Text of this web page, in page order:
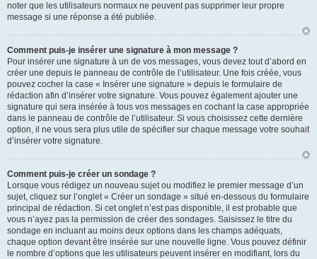
noter que les utilisateurs normaux ne peuvent pas supprimer leur propre
message si une réponse a été publiée.
Comment puis-je insérer une signature à mon message ?
Pour insérer une signature à un de vos messages, vous devez tout d’abord en
créer une depuis le panneau de contrôle de l’utilisateur. Une fois créée, vous
pouvez cocher la case « Insérer une signature » depuis le formulaire de
rédaction afin d’insérer votre signature. Vous pouvez également ajouter une
signature qui sera insérée à tous vos messages en cochant la case appropriée
dans le panneau de contrôle de l’utilisateur. Si vous choisissez cette dernière
option, il ne vous sera plus utile de spécifier sur chaque message votre souhait
d’insérer votre signature.
Comment puis-je créer un sondage ?
Lorsque vous rédigez un nouveau sujet ou modifiez le premier message d’un
sujet, cliquez sur l’onglet « Créer un sondage » situé en-dessous du formulaire
principal de rédaction. Si cet onglet n’est pas disponible, il est probable que
vous n’ayez pas la permission de créer des sondages. Saisissez le titre du
sondage en incluant au moins deux options dans les champs adéquats,
chaque option devant être insérée sur une nouvelle ligne. Vous pouvez définir
le nombre d’options que les utilisateurs peuvent insérer en modifiant, lors du